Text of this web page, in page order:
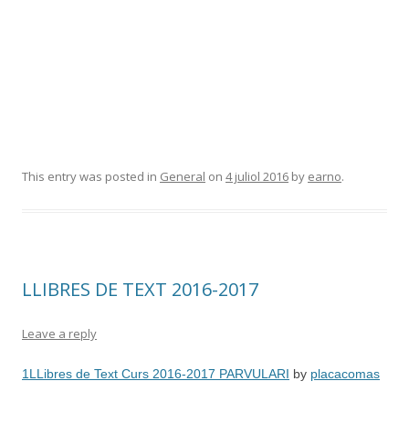
This entry was posted in General on 4 juliol 2016 by earno.
LLIBRES DE TEXT 2016-2017
Leave a reply
1LLibres de Text Curs 2016-2017 PARVULARI by placacomas